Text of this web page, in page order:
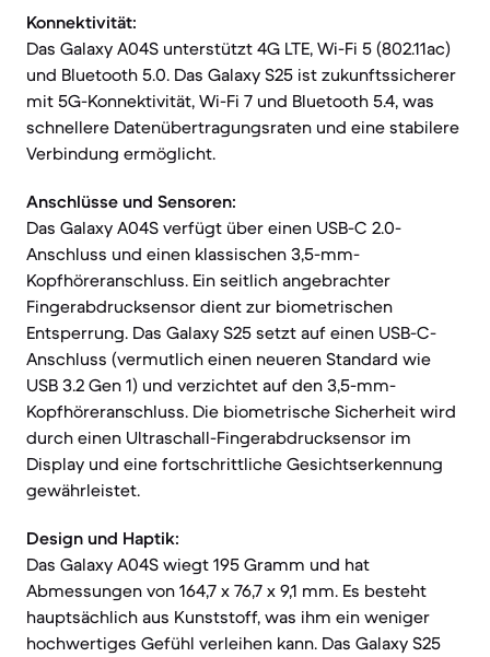
Konnektivität:
Das Galaxy A04S unterstützt 4G LTE, Wi-Fi 5 (802.11ac)
und Bluetooth 5.0. Das Galaxy S25 ist zukunftssicherer
mit 5G-Konnektivität, Wi-Fi 7 und Bluetooth 5.4, was
schnellere Datenübertragungsraten und eine stabilere
Verbindung ermöglicht.
Anschlüsse und Sensoren:
Das Galaxy A04S verfügt über einen USB-C 2.0-
Anschluss und einen klassischen 3,5-mm-
Kopfhöreranschluss. Ein seitlich angebrachter
Fingerabdrucksensor dient zur biometrischen
Entsperrung. Das Galaxy S25 setzt auf einen USB-C-
Anschluss (vermutlich einen neueren Standard wie
USB 3.2 Gen 1) und verzichtet auf den 3,5-mm-
Kopfhöreranschluss. Die biometrische Sicherheit wird
durch einen Ultraschall-Fingerabdrucksensor im
Display und eine fortschrittliche Gesichtserkennung
gewährleistet.
Design und Haptik:
Das Galaxy A04S wiegt 195 Gramm und hat
Abmessungen von 164,7 x 76,7 x 9,1 mm. Es besteht
hauptsächlich aus Kunststoff, was ihm ein weniger
hochwertiges Gefühl verleihen kann. Das Galaxy S25